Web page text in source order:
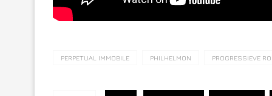
PERPETUAL IMMOBILE PHILHELMON PROGRESSIEVE